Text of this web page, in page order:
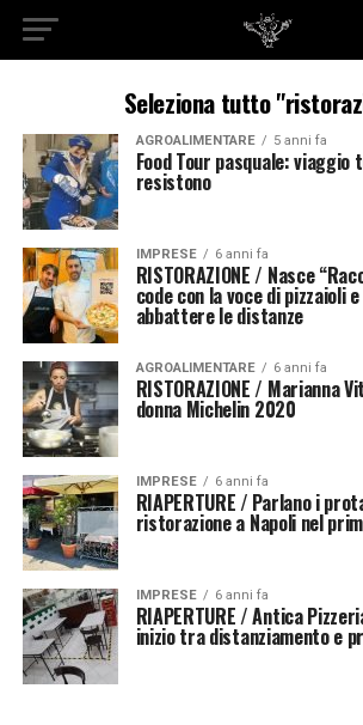
Seleziona tutto
AGROALIMENTARE 5 anni fa
Food Tour pasquale:
resistono
IMPRESE 6 anni fa
RISTORAZIONE / Nasce
code con la voce di pizzaioli
abbattere le distanze
AGROALIMENTARE 6 anni fa
RISTORAZIONE / Marianna
donna Michelin 2020
IMPRESE 6 anni fa
RIAPERTURE / Parlano i
ristorazione a Napoli nel
IMPRESE 6 anni fa
RIAPERTURE / Antica
inizio tra distanziamento e